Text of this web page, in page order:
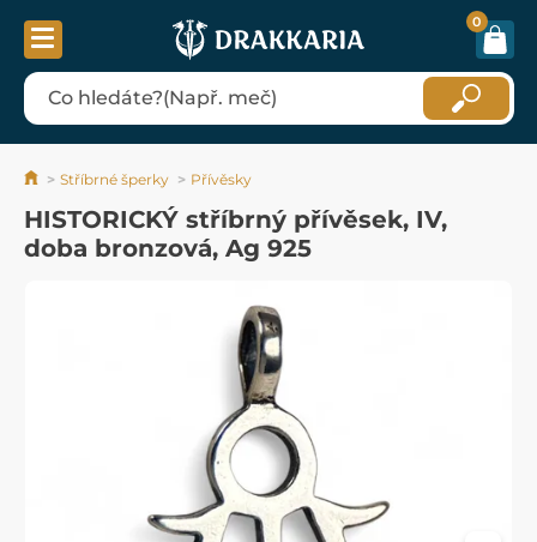
0
Stříbrné šperky Přívěsky
HISTORICKÝ stříbrný přívěsek, IV,
doba bronzová, Ag 925